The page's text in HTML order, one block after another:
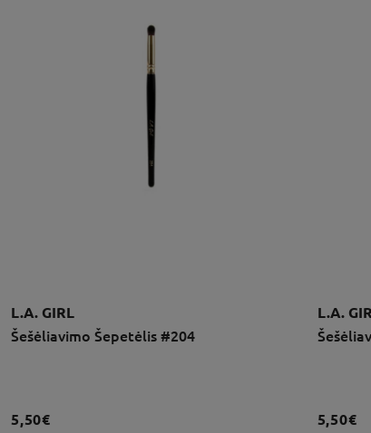
L.A. GIRL
Šešėliavimo Šepetėlis #204
5,50€
L.A.
5,50€